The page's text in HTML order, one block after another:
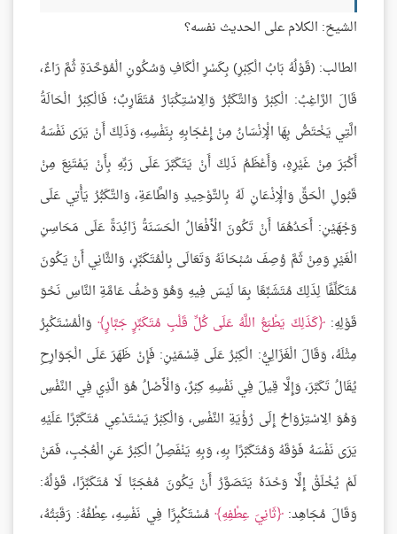
الشيخ: الكلام على الحديث نفسه؟
الطالب: (قَوْلُهُ بَابُ الْكِبْرِ) بِكَسْرِ الْكَافِ وَسُكُونِ الْمُوَحَّدَةِ ثُمَّ رَاءٌ،
قَالَ الرَّاغِبُ: الْكِبْرُ وَالتَّكَبُّرُ وَالِاسْتِكْبَارُ مُتَقَارِبٌ؛ فَالْكِبْرُ الْحَالَةُ
الَّتِي يَخْتَصُّ بِهَا الْإِنْسَانُ مِنْ إِعْجَابِهِ بِنَفْسِهِ، وَذَلِكَ أَنْ يَرَى نَفْسَهُ
أَكْبَرَ مِنْ غَيْرِهِ، وَأَعْظَمُ ذَلِكَ أَنْ يَتَكَبَّرَ عَلَى رَبِّهِ بِأَنْ يَمْتَنِعَ مِنْ
قَبُولِ الْحَقِّ وَالْإِذْعَانِ لَهُ بِالتَّوْحِيدِ وَالطَّاعَةِ، وَالتَّكَبُّرُ يَأْتِي عَلَى
وَجْهَيْنِ: أَحَدُهُمَا أَنْ تَكُونَ الْأَفْعَالُ الْحَسَنَةُ زَائِدَةً عَلَى مَحَاسِنِ
الْغَيْرِ وَمِنْ ثَمَّ وُصِفَ سُبْحَانَهُ وَتَعَالَى بِالْمُتَكَبِّرِ، وَالثَّانِي أَنْ يَكُونَ
مُتَكَلِّفًا لِذَلِكَ مُتَشَبِّعًا بِمَا لَيْسَ فِيهِ وَهُوَ وَصْفُ عَامَّةِ النَّاسِ نَحْوَ
قَوْلِهِ: كَذَلِكَ يَطْبَعُ اللَّهُ عَلَى كُلِّ قَلْبِ مُتَكَبِّرٍ جَبَّارٍ وَالْمُسْتَكْبِرُ
مِثْلَهُ، وَقَالَ الْغَزَالِيُّ: الْكِبْرُ عَلَى قِسْمَيْنِ: فَإِنْ ظَهَرَ عَلَى الْجَوَارِحِ
يُقَالُ تَكَبَّرَ، وَإِلَّا قِيلَ فِي نَفْسِهِ كِبْرٌ، وَالْأَصْلُ هُوَ الَّذِي فِي النَّفْسِ
وَهُوَ الِاسْتِرْوَاحُ إِلَى رُؤْيَةِ النَّفْسِ، وَالْكِبْرُ يَسْتَدْعِي مُتَكَبَّرًا عَلَيْهِ
يَرَى نَفْسَهُ فَوْقَهُ وَمُتَكَبَّرًا بِهِ، وَبِهِ يَنْفَصِلُ الْكِبْرُ عَنِ الْعُجْبِ، فَمَنْ
لَمْ يُخْلَقْ إِلَّا وَحْدَهُ يَتَصَوَّرُ أَنْ يَكُونَ مُعْجَبًا لَا مُتَكَبِّرًا، قَوْلُهُ:
وَقَالَ مُجَاهِد: ثَانِيَ عِطْفِهِ مُسْتَكْبِرًا فِي نَفْسِهِ، عِطْفُهُ: رَقَبَتُهُ،